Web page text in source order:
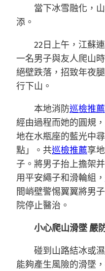
當下冰雪融化，
添。
22日上午，江蘇
一名男子與友人爬山
絕壁跌落，招致年夜
行下山。
本地消防巡檢推薦
經由過程而她的圓規
地在水瓶座的藍光中
點」。共巡檢推薦享
子。將男子抬上擔架
用平安繩子和滑輪組，
間峭壁警惕翼翼將男
院停止醫治。
小心爬山滑墜 嚴
碰到山路結冰或
能夠產生風險的滑墜